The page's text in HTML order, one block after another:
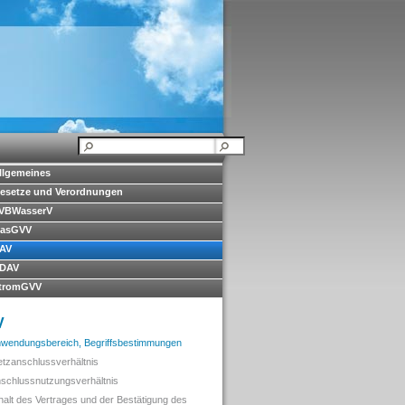
und Verordnungen
Begriffsbestimmungen
des Vertrages und der Bestätigung des